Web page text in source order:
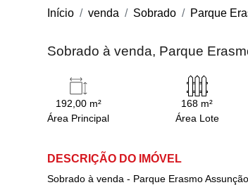
Início venda Sobrado Parque
Sobrado à venda, Parque
192,00 m²
Área Principal
168 m²
Área Lote
DESCRIÇÃO DO IMÓVEL
Sobrado à venda - Parque Erasmo